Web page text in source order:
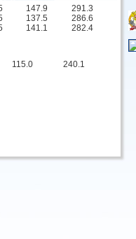
147.9
291.3
137.5
286.6
141.1
282.4
115.0 240.1